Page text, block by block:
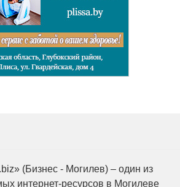
(Бизнес - Могилев) – один из
интернет-ресурсов в Могилеве